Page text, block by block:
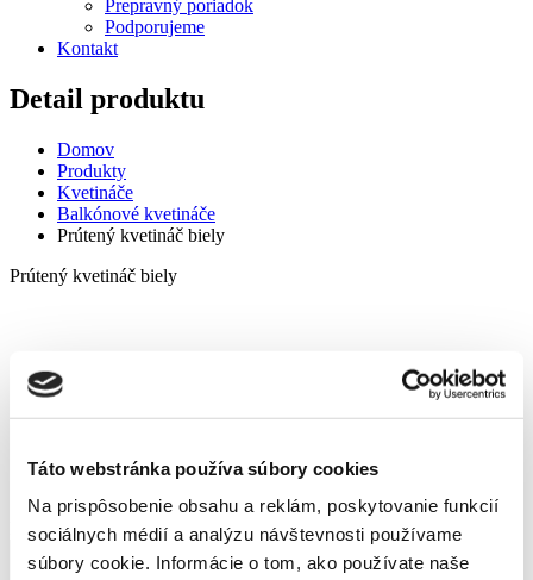
Táto webstránka používa súbory cookies
Na prispôsobenie obsahu a reklám, poskytovanie funkcií
sociálnych médií a analýzu návštevnosti používame
súbory cookie. Informácie o tom, ako používate naše
Prepravný poriadok
Podporujeme
Kontakt
Detail produktu
Domov
Produkty
Kvetináče
Balkónové kvetináče
Prútený kvetináč biely
Prútený kvetináč biely
Domov
Produkty
Balkónové kvetináče
Prútený kvetináč biely
L
M